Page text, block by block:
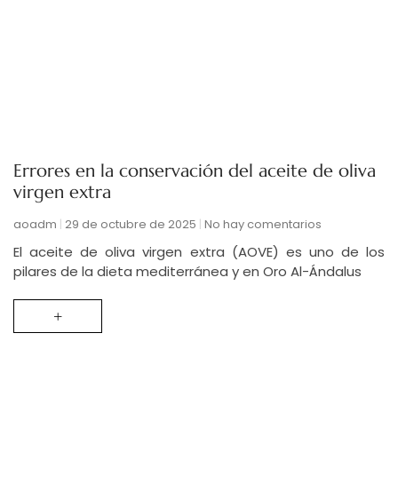
Errores en la conservación del aceite de oliva
virgen extra
aoadm 29 de octubre de 2025 No hay comentarios
El aceite de oliva virgen extra (AOVE) es uno de los
pilares de la dieta mediterránea y en Oro Al-Ándalus
+